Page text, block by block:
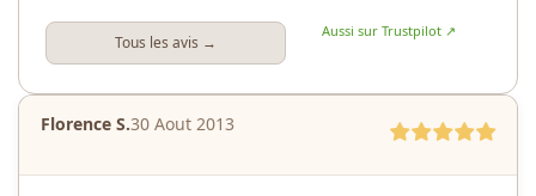
Tous les avis →
Aussi sur Trustpilot ↗
Florence S.30 Aout 2013